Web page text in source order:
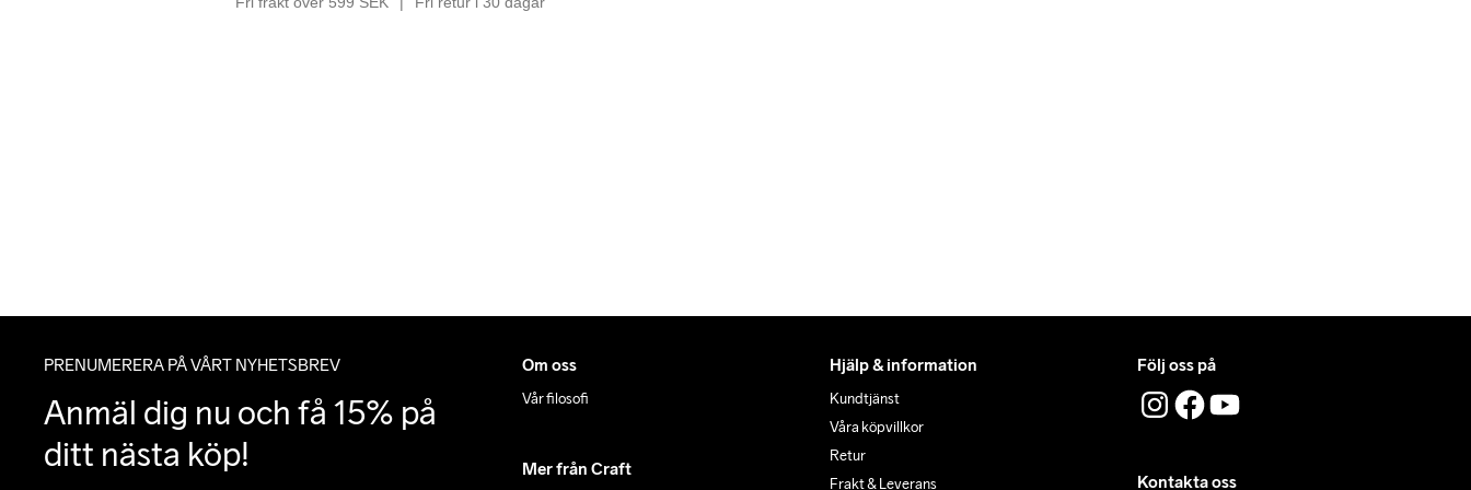
PRENUMERERA PÅ VÅRT NYHETSBREV
Anmäl dig nu och få 15% på
ditt nästa köp!
Om oss
Vår filosofi
Mer från Craft
Hjälp & information
Kundtjänst
Våra köpvillkor
Retur
Frakt & Leverans
Följ oss på
Kontakta oss